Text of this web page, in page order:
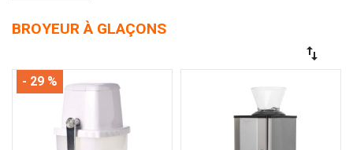
BROYEUR À GLAÇONS
swap_vert
- 29 %